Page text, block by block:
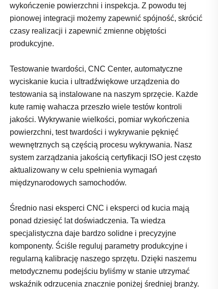
wykończenie powierzchni i inspekcja. Z powodu tej
pionowej integracji możemy zapewnić spójność, skrócić
czasy realizacji i zapewnić zmienne objętości
produkcyjne.
Testowanie twardości, CNC Center, automatyczne
wyciskanie kucia i ultradźwiękowe urządzenia do
testowania są instalowane na naszym sprzęcie. Każde
kute ramię wahacza przeszło wiele testów kontroli
jakości. Wykrywanie wielkości, pomiar wykończenia
powierzchni, test twardości i wykrywanie pęknięć
wewnętrznych są częścią procesu wykrywania. Nasz
system zarządzania jakością certyfikacji ISO jest często
aktualizowany w celu spełnienia wymagań
międzynarodowych samochodów.
Średnio nasi eksperci CNC i eksperci od kucia mają
ponad dziesięć lat doświadczenia. Ta wiedza
specjalistyczna daje bardzo solidne i precyzyjne
komponenty. Ściśle reguluj parametry produkcyjne i
regularną kalibrację naszego sprzętu. Dzięki naszemu
metodycznemu podejściu byliśmy w stanie utrzymać
wskaźnik odrzucenia znacznie poniżej średniej branży.